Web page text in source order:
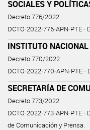
SOCIALES Y
Decreto 776/2022
DCTO-2022-776-APN-PTE -
INSTITUTO
Decreto 770/2022
DCTO-2022-770-APN-PTE -
SECRETARÍA DE
Decreto 773/2022
DCTO-2022-773-APN-PTE
de Comunicación y Prensa.